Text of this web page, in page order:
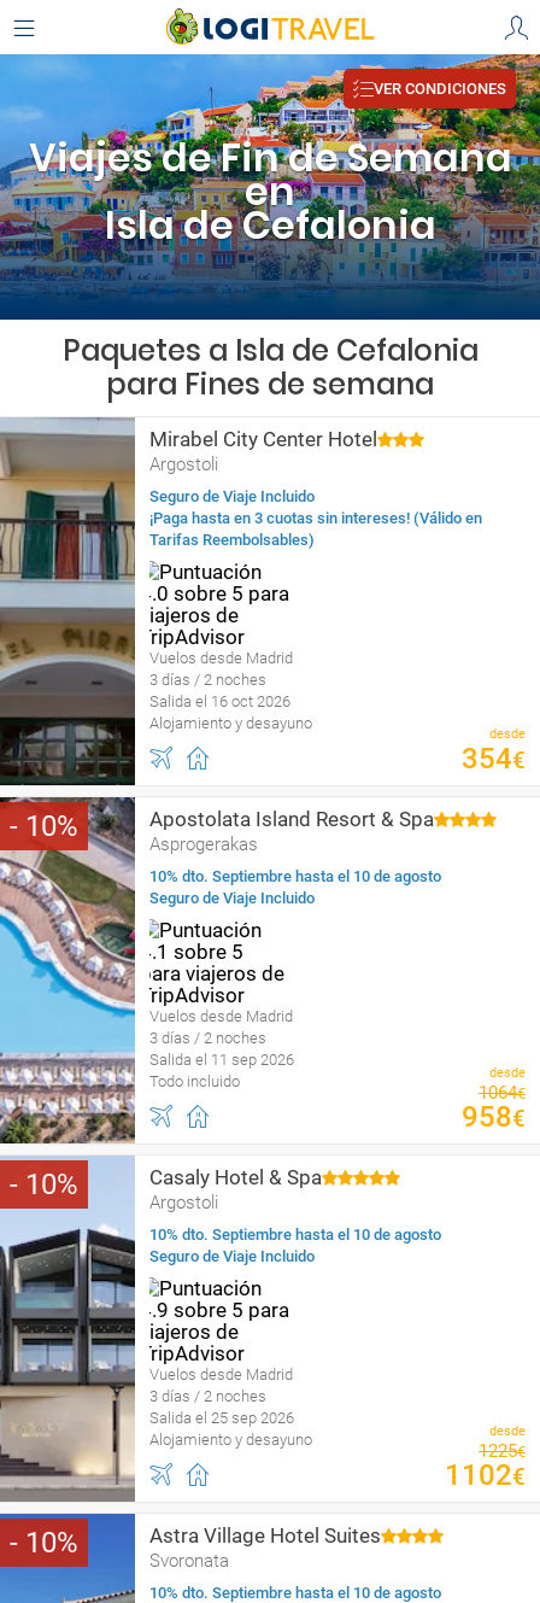
Viajes de Fin de Semana
en
Isla de Cefalonia
VER CONDICIONES
Paquetes a Isla de Cefalonia
para Fines de semana
Mirabel City Center Hotel
Argostoli
Seguro de Viaje Incluido
¡Paga hasta en 3 cuotas sin intereses! (Válido en
Tarifas Reembolsables)
Vuelos desde Madrid
3 días / 2 noches
Salida el 16 oct 2026
Alojamiento y desayuno
desde
354€
10 Apostolata Island Resort & Spa
Asprogerakas
10% dto. Septiembre hasta el 10 de agosto
Seguro de Viaje Incluido
Vuelos desde Madrid
3 días / 2 noches
Salida el 11 sep 2026
Todo incluido
desde
1064€
958€
10 Casaly Hotel & Spa
Argostoli
10% dto. Septiembre hasta el 10 de agosto
Seguro de Viaje Incluido
Vuelos desde Madrid
3 días / 2 noches
Salida el 25 sep 2026
Alojamiento y desayuno
desde
1225€
1102€
10 Astra Village Hotel Suites
Svoronata
10% dto. Septiembre hasta el 10 de agosto